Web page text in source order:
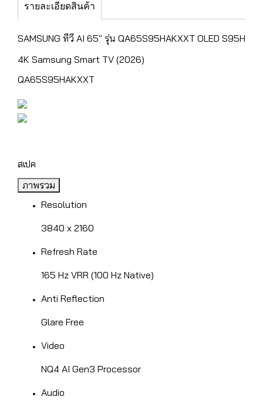
รายละเอียดสินค้า
SAMSUNG ทีวี AI 65" รุ่น QA65S95HAKXXT OLED S95H
4K Samsung Smart TV (2026)
QA65S95HAKXXT
สเปค
ภาพรวม
Resolution
3840 x 2160
Refresh Rate
165 Hz VRR (100 Hz Native)
Anti Reflection
Glare Free
Video
NQ4 AI Gen3 Processor
Audio